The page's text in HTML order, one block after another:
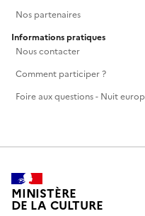
Nos partenaires
Informations pratiques
Nous contacter
Comment participer ?
Foire aux questions - Nuit
MINISTÈRE
DE LA CULTURE